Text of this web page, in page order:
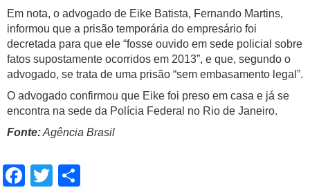
Em nota, o advogado de Eike Batista, Fernando Martins,
informou que a prisão temporária do empresário foi
decretada para que ele “fosse ouvido em sede policial sobre
fatos supostamente ocorridos em 2013”, e que, segundo o
advogado, se trata de uma prisão “sem embasamento legal”.
O advogado confirmou que Eike foi preso em casa e já se
encontra na sede da Polícia Federal no Rio de Janeiro.
Fonte:Agência Brasil
Facebook
Twitter